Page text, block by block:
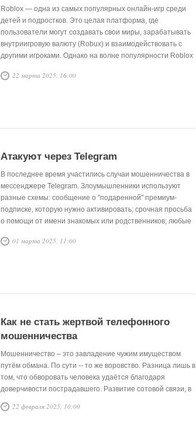
Roblox — одна из самых популярных онлайн-игр среди
детей и подростков. Это целая платформа, где
пользователи могут создавать свои миры, зарабатывать
внутриигровую валюту (Robux) и взаимодействовать с
другими игроками. Однако на волне популярности Roblox
способы обмана.
22 марта 2025, 16:00
Атакуют через Telegram
В последнее время участились случаи мошенничества в
мессенджере Telegram. Злоумышленники используют
разные схемы: сообщение о "подаренной" премиум-
подписке, которую нужно активировать; срочная просьба
о помощи от имени знакомых или родственников; любые
Переходя по таким ссылкам, вы передаёте мошенникам
01 марта 2025, 11:00
Как не стать жертвой телефонного
мошенничества
Мошенничество – это завладение чужим имуществом
путём обмана. По сути -- то же воровство. Разница лишь в
том, что обворовать человека удаётся благодаря
доверчивости пострадавшего. Развитие сотовой связи, в
каком-то смысле, сыграло на руку мошенникам. Данный
способ хищения стал одним из самых массовых видов
22 февраля 2025, 10:00